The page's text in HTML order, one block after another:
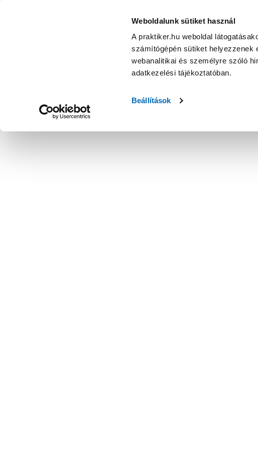
Weboldalunk sütiket használ
A praktiker.hu weboldal
számítógépén sütiket helyezzenek
webanalitikai és személyre szóló
adatkezelési tájékoztatóban.
Beállítások